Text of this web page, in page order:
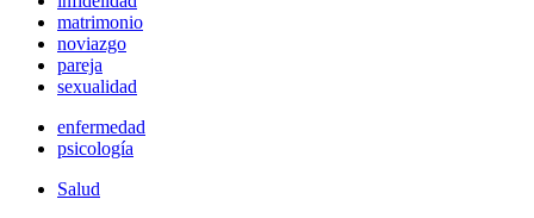
matrimonio
noviazgo
pareja
sexualidad
enfermedad
psicología
Salud